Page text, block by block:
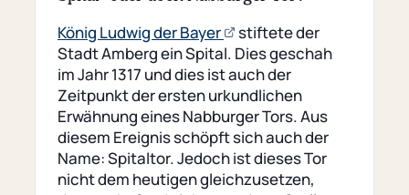
König Ludwig der Bayer
(öffnet
externe
Seite)
stiftete der
Stadt Amberg ein Spital. Dies geschah
im Jahr 1317 und dies ist auch der
Zeitpunkt der ersten urkundlichen
Erwähnung eines Nabburger Tors. Aus
diesem Ereignis schöpft sich auch der
Name: Spitaltor. Jedoch ist dieses Tor
nicht dem heutigen gleichzusetzen,